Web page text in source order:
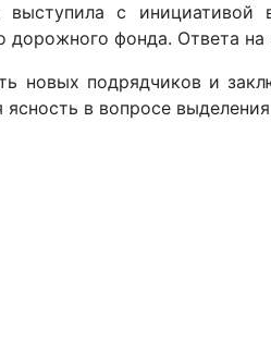
выступила с инициативой
дорожного фонда. Ответа на
новых подрядчиков и
в вопросе